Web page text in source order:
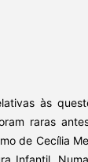
às
raras
de Cecília
Infantil.